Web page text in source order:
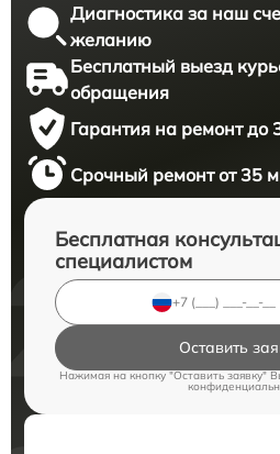
Диагностика за наш
желанию
Бесплатный выезд
обращения
Гарантия на ремонт до
Срочный ремонт от 35
Бесплатная
специалистом
Оставить
Нажимая на кнопку "Оставить заявку"